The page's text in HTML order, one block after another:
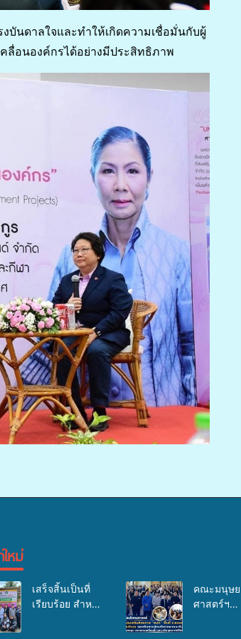
บันดาลใจและทำให้เกิดความเชื่อมั่นกับผู้
ลื่อนองค์กรได้อย่างมีประสิทธิภาพ
ใหม่
เสร็จสิ้นเป็นที่
เรียบร้อย สำหรับ
คณะมนุษย
ศาสตร์ฯ